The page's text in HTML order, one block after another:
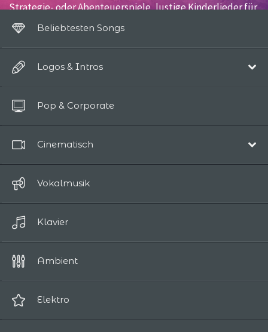
Strategie- oder Abenteuerspiele, lustige Kinderlieder für
Lernspiele, Gitarren und Synthesizer für Arcade- und
Plattformspiele oder Unterhaltungsmusik für
Brettspiele.
Beliebtesten Songs
Logos & Intros
Bis zu 10 Sekunden
Pop & Corporate
Cinematisch
Episch / Abenteuer
Komödie
Science-Fiction / Fantasy
Spannung / Horror
Vokalmusik
Klavier
Ambient
Elektro